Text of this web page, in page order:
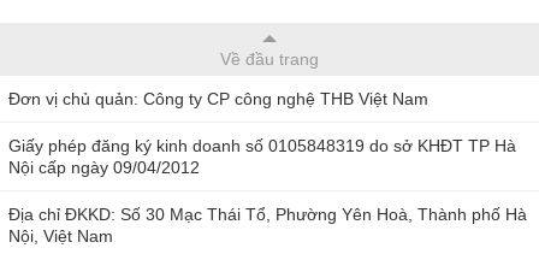
Về đầu trang
Đơn vị chủ quản: Công ty CP công nghệ THB Việt Nam
Giấy phép đăng ký kinh doanh số 0105848319 do sở KHĐT TP Hà
Nội cấp ngày 09/04/2012
Địa chỉ ĐKKD: Số 30 Mạc Thái Tổ, Phường Yên Hoà, Thành phố Hà
Nội, Việt Nam